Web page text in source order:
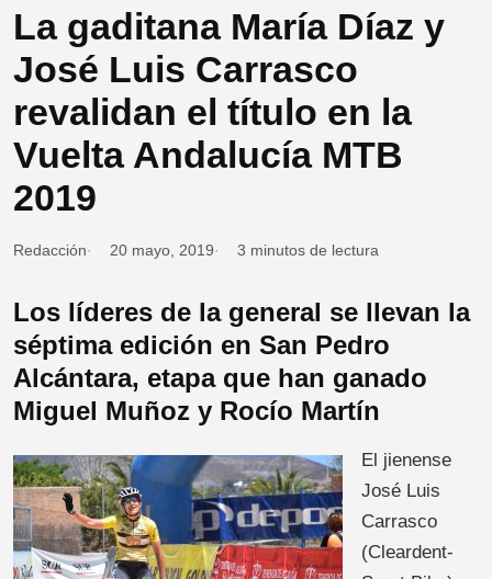
La gaditana María Díaz y
José Luis Carrasco
revalidan el título en la
Vuelta Andalucía MTB
2019
Redacción 20 mayo, 2019 3 minutos de lectura
Los líderes de la general se llevan la
séptima edición en San Pedro
Alcántara, etapa que han ganado
Miguel Muñoz y Rocío Martín
El jienense
José Luis
Carrasco
(Cleardent-